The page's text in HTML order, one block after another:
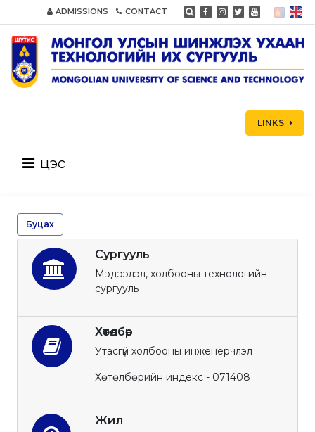
ADMISSIONS CONTACT
LINKS
цэс
Буцах
Сургууль
Мэдээлэл, холбооны технологийн
сургууль
Хөтөлбөр
Утасгүй холбооны инженерчлэл
Хөтөлбөрийн индекс - 071408
Жил